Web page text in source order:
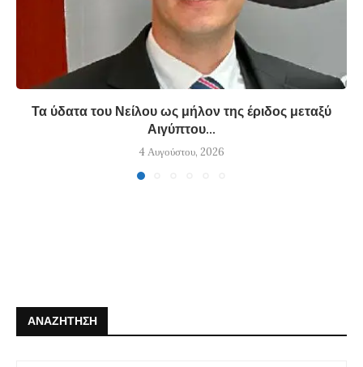
Τα ύδατα του Νείλου ως μήλον της έριδος μεταξύ
Αιγύπτου...
4 Αυγούστου, 2026
ΑΝΑΖΉΤΗΣΗ